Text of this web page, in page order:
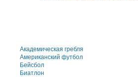
Академическая гребля
Американский футбол
Бейсбол
Биатлон